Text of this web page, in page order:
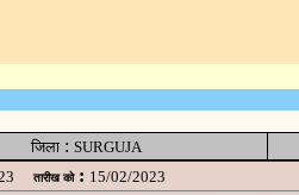
जिला : SURGUJA
तारीख को : 15/02/2023